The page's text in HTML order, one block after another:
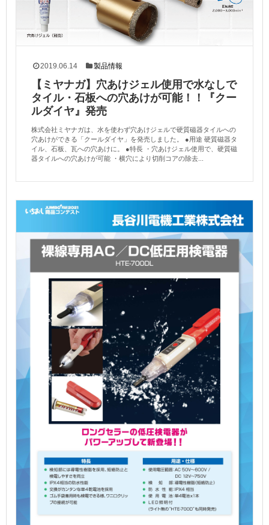
2019.06.14 製品情報
【ミヤナガ】穴あけジェル使用で水なしで
タイル・石板への穴あけが可能！！『クー
ルダイヤ』発売
株式会社ミヤナガは、水を使わず穴あけジェルで硬質磁器タイルへの
穴あけができる「クールダイヤ」を発売しました。 ●用途 硬質磁器タ
イル、石板、瓦への穴あけに。 ●特長 ・穴あけジェル使用で、硬質磁
器タイルへの穴あけが可能 ・横穴により切削コアの除去...